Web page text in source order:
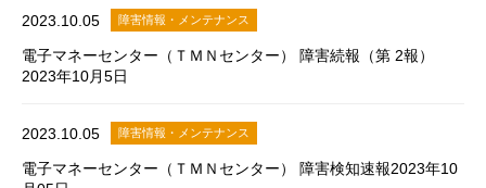
2023.10.05 障害情報・メンテナンス
電子マネーセンター（ＴＭＮセンター） 障害続報（第 2報）
2023年10月5日
2023.10.05 障害情報・メンテナンス
電子マネーセンター（ＴＭＮセンター） 障害検知速報2023年10